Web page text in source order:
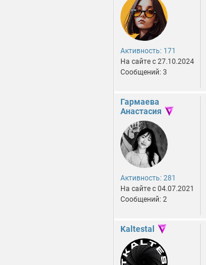
Активность: 171
На сайте c 27.10.2024
Сообщений: 3
Гармаева
Анастасия
Активность: 281
На сайте c 04.07.2021
Сообщений: 2
Kaltestal